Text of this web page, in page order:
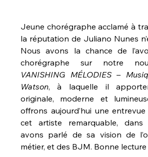
Jeune chorégraphe acclamé à
la réputation de Juliano Nunes
Nous avons la chance de
VANISHING MÉLODIES –
Watson, à laquelle il
originale, moderne et
offrons aujourd’hui une
cet artiste remarquable, dans
avons parlé de sa vision de
métier, et des BJM. Bonne lecture